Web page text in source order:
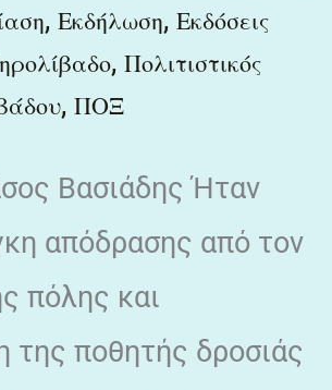
, Εκδήλωση, Εκδόσεις
, Πολιτιστικός
, ΠΟΞ
Βασιάδης Ήταν
απόδρασης από τον
πόλης και
της ποθητής δροσιάς